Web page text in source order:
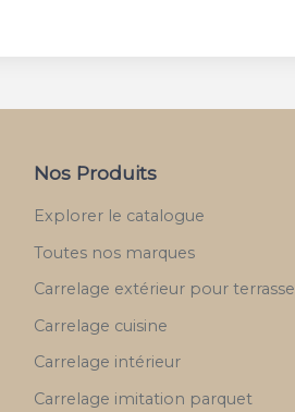
Nos Produits
Explorer le catalogue
Toutes nos marques
Carrelage extérieur pour terrasse
Carrelage cuisine
Carrelage intérieur
Carrelage imitation parquet